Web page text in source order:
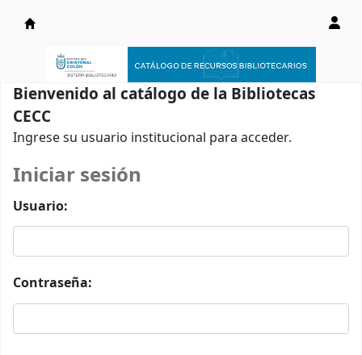
Catálogo en línea
Bienvenido al catálogo de la Bibliotecas
CECC
Ingrese su usuario institucional para acceder.
Iniciar sesión
Usuario:
Contraseña: